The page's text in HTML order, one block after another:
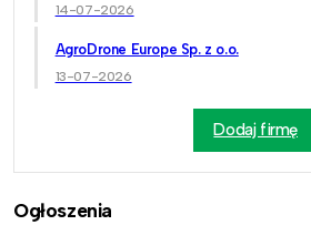
14-07-2026
AgroDrone Europe Sp. z o.o.
13-07-2026
Dodaj firmę
Ogłoszenia